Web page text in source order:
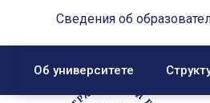
Сведения об
Об университете